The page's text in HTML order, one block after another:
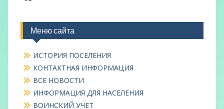
Меню сайта
ИСТОРИЯ ПОСЕЛЕНИЯ
КОНТАКТНАЯ ИНФОРМАЦИЯ
ВСЕ НОВОСТИ
ИНФОРМАЦИЯ ДЛЯ НАСЕЛЕНИЯ
ВОИНСКИЙ УЧЕТ